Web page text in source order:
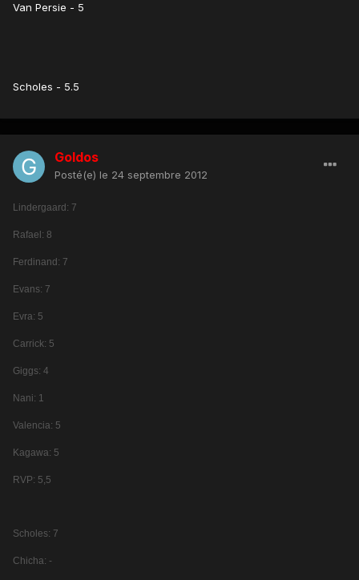
Van Persie - 5
Scholes - 5.5
Goldos
Posté(e) le 24 septembre 2012
Lindergaard: 7
Rafael: 8
Ferdinand: 7
Evans: 7
Evra: 5
Carrick: 5
Giggs: 4
Nani: 1
Valencia: 5
Kagawa: 5
RVP: 5,5
Scholes: 7
Chicha: -